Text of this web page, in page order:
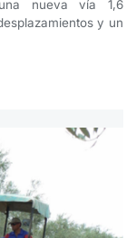
nueva vía 1,6
y un